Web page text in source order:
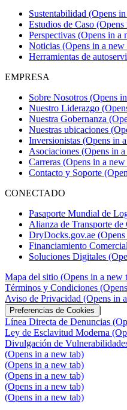
Sustentabilidad (Opens
Estudios de Caso (Opens
Perspectivas (Opens in a
Noticias (Opens in a new
Herramientas de
EMPRESA
Sobre Nosotros (Opens
Nuestro Liderazgo
Nuestra Gobernanza
Nuestras ubicaciones
Inversionistas (Opens in
Asociaciones (Opens in
Carreras (Opens in a new
Contacto y Soporte
CONECTADO
Pasaporte Mundial de
Alianza de Transporte de
DryDocks.gov.ae
Financiamiento Comercial
Soluciones Digitales
Mapa del sitio (Opens in a new
Términos y Condiciones
Aviso de Privacidad (Opens in
Preferencias de Cookies
|
Línea Directa de Denuncias
Ley de Esclavitud Moderna
Divulgación de
(Opens in a new tab)
(Opens in a new tab)
(Opens in a new tab)
(Opens in a new tab)
(Opens in a new tab)